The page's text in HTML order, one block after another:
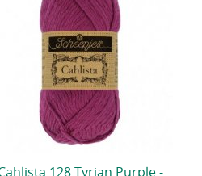
128 Tyrian Purple -